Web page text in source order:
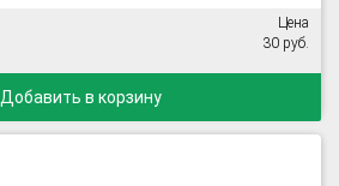
Цена
30 руб.
Добавить в корзину